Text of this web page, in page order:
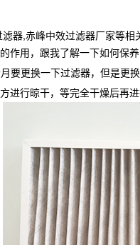
器,赤峰中效过滤器厂家等相
作用，跟我了解一下如何保养
更换一下过滤器，但是
行晾干，等完全干燥后再进